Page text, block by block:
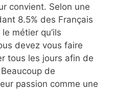
convient. Selon une
8.5% des Français
métier qu’ils
devez vous faire
tous les jours afin de
de
passion comme une